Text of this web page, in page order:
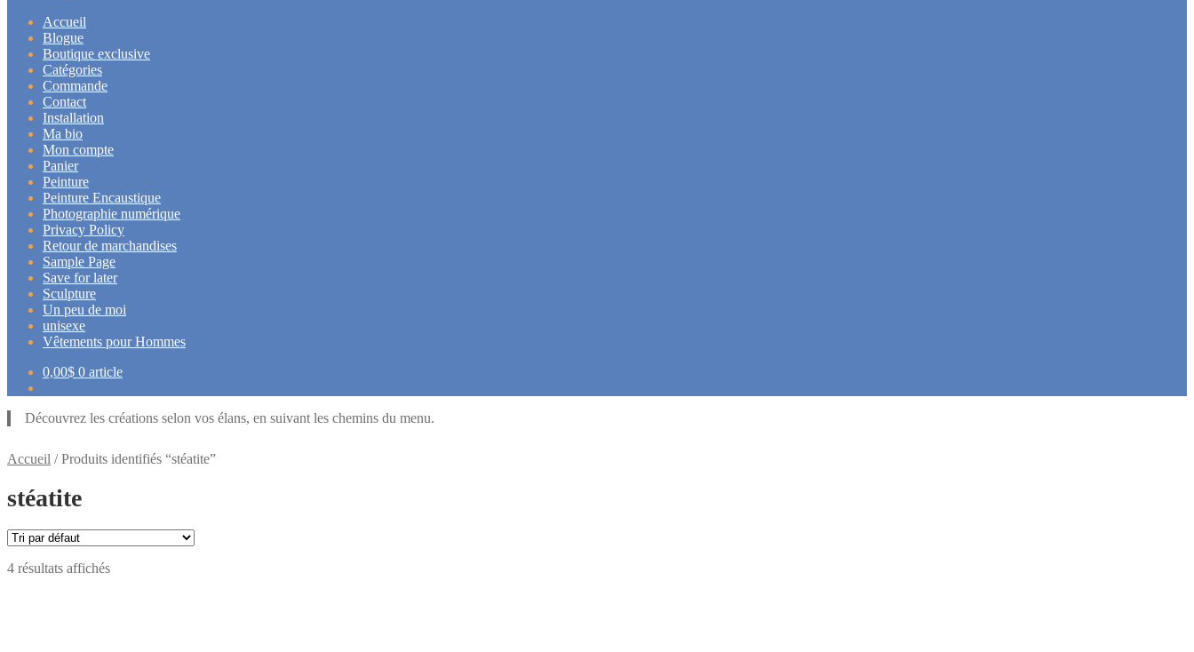
Accueil
Blogue
Boutique exclusive
Catégories
Commande
Contact
Installation
Ma bio
Mon compte
Panier
Peinture
Peinture Encaustique
Photographie numérique
Privacy Policy
Retour de marchandises
Sample Page
Save for later
Sculpture
Un peu de moi
unisexe
Vêtements pour Hommes
0,00$ 0 article
Découvrez les créations selon vos élans, en suivant les chemins du menu.
Accueil /Produits identifiés “stéatite”
stéatite
4 résultats affichés